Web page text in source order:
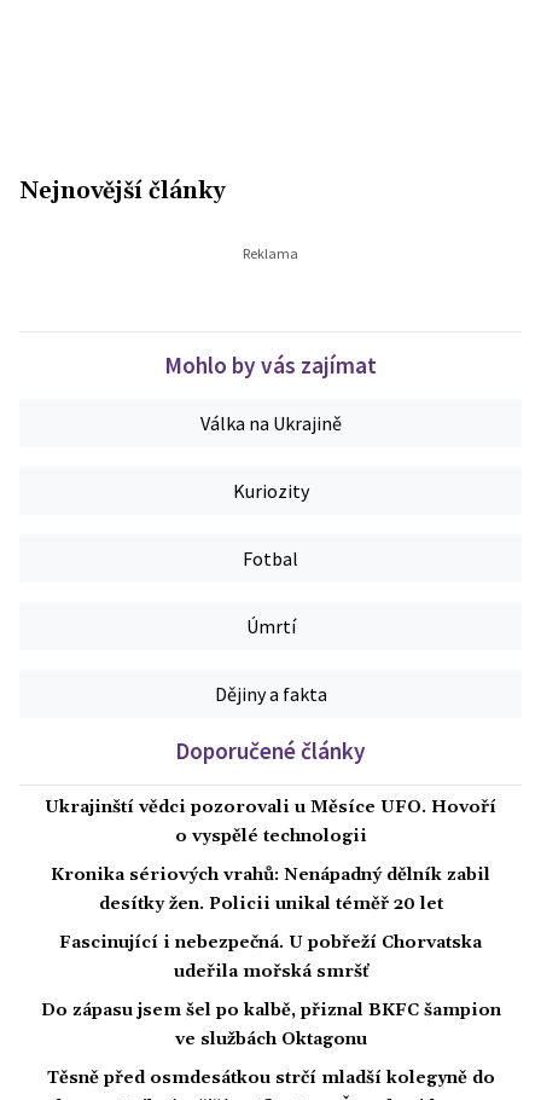
Nejnovější články
Mohlo by vás zajímat
Válka na Ukrajině
Kuriozity
Fotbal
Úmrtí
Dějiny a fakta
Doporučené články
Ukrajinští vědci pozorovali u Měsíce UFO. Hovoří
o vyspělé technologii
Kronika sériových vrahů: Nenápadný dělník zabil
desítky žen. Policii unikal téměř 20 let
Fascinující i nebezpečná. U pobřeží Chorvatska
udeřila mořská smršť
Do zápasu jsem šel po kalbě, přiznal BKFC šampion
ve službách Oktagonu
Těsně před osmdesátkou strčí mladší kolegyně do